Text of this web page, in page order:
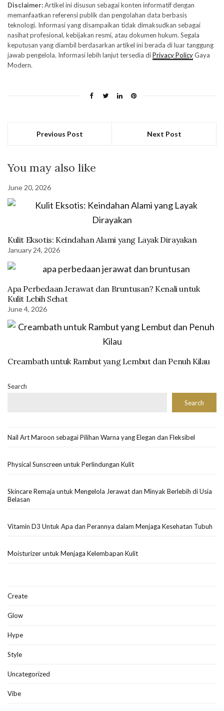
Disclaimer:Artikel ini disusun sebagai konten informatif dengan
memanfaatkan referensi publik dan pengolahan data berbasis
teknologi. Informasi yang disampaikan tidak dimaksudkan sebagai
nasihat profesional, kebijakan resmi, atau dokumen hukum. Segala
keputusan yang diambil berdasarkan artikel ini berada di luar tanggung
jawab pengelola. Informasi lebih lanjut tersedia diPrivacy PolicyGaya
Modern.
Previous Post Next Post
You may also like
June 20, 2026
Kulit Eksotis: Keindahan Alami yang Layak Dirayakan
January 24, 2026
Apa Perbedaan Jerawat dan Bruntusan? Kenali untuk
Kulit Lebih Sehat
June 4, 2026
Creambath untuk Rambut yang Lembut dan Penuh Kilau
Search
Search
Nail Art Maroon sebagai Pilihan Warna yang Elegan dan Fleksibel
Physical Sunscreen untuk Perlindungan Kulit
Skincare Remaja untuk Mengelola Jerawat dan Minyak Berlebih di Usia
Belasan
Vitamin D3 Untuk Apa dan Perannya dalam Menjaga Kesehatan Tubuh
Moisturizer untuk Menjaga Kelembapan Kulit
Create
Glow
Hype
Style
Uncategorized
Vibe